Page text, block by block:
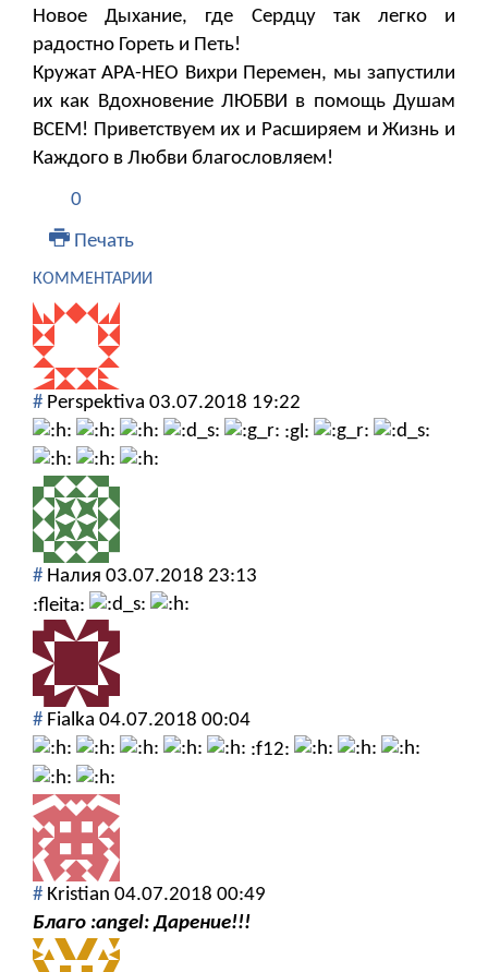
Новое Дыхание, где Сердцу так легко и
радостно Гореть и Петь!
Кружат АРА-НЕО Вихри Перемен, мы запустили
их как Вдохновение ЛЮБВИ в помощь Душам
ВСЕМ! Приветствуем их и Расширяем и Жизнь и
Каждого в Любви благословляем!
0
Печать
КОММЕНТАРИИ
# Perspektiva 03.07.2018 19:22
:gl:
# Налия 03.07.2018 23:13
:fleita:
# Fialka 04.07.2018 00:04
:f12:
# Kristian 04.07.2018 00:49
Благо :angel: Дарение!!!